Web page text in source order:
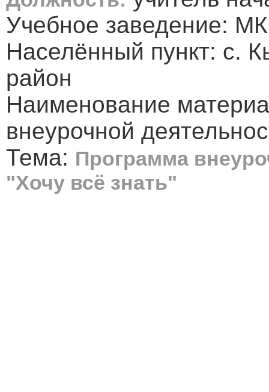
Учебное заведение:
Населённый пункт: с.
район
Наименование
внеурочной
Тема: Программа
"Хочу всё знать"